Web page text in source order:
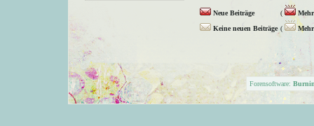
Neue Beiträge (
Keine neuen Beiträge (
Forensoftware: